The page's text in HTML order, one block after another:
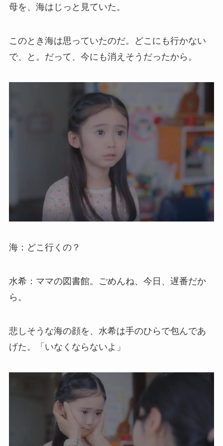
母を、海はじっと見ていた。
このとき海は思っていたのだ。どこにも行かない
で、と。だって、今にも消えそうだったから。
海：どこ行くの？
水希：ママの図書館。ごめんね、今日、遅番だか
ら。
悲しそうな海の顔を、水希は手のひらで包んであ
げた。「いなくならないよ」